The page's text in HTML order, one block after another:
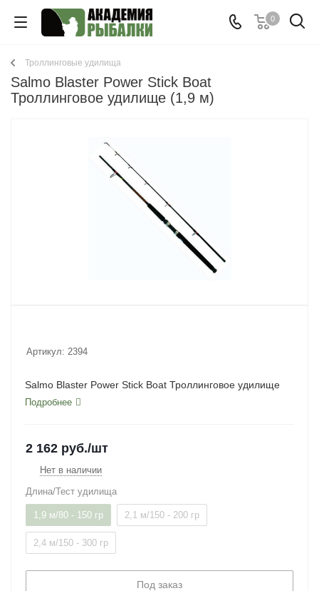
0
Троллинговые удилища
Salmo Blaster Power Stick Boat
Троллинговое удилище (1,9 м)
Артикул: 2394
Salmo Blaster Power Stick Boat Троллинговое удилище
Подробнее
2 162 руб./шт
Нет в наличии
Длина/Тест удилища
1,9 м/80 - 150 гр 2,1 м/150 - 200 гр
2,4 м/150 - 300 гр
Под заказ